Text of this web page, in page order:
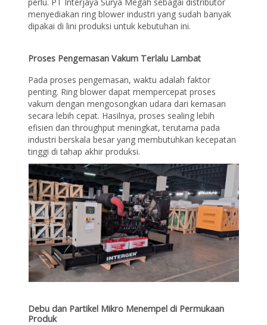
menyediakan ring blower industri yang sudah banyak
dipakai di lini produksi untuk kebutuhan ini.
Proses Pengemasan Vakum Terlalu Lambat
Pada proses pengemasan, waktu adalah faktor
penting. Ring blower dapat mempercepat proses
vakum dengan mengosongkan udara dari kemasan
secara lebih cepat. Hasilnya, proses sealing lebih
efisien dan throughput meningkat, terutama pada
industri berskala besar yang membutuhkan kecepatan
tinggi di tahap akhir produksi.
Debu dan Partikel Mikro Menempel di Permukaan
Produk